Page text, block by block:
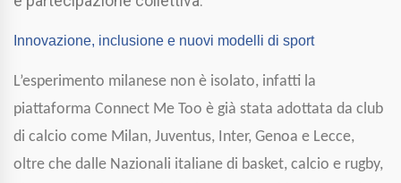
Innovazione, inclusione e nuovi modelli di sport
L’esperimento milanese non è isolato, infatti la
piattaforma Connect Me Too è già stata adottata da club
di calcio come Milan, Juventus, Inter, Genoa e Lecce,
oltre che dalle Nazionali italiane di basket, calcio e rugby,